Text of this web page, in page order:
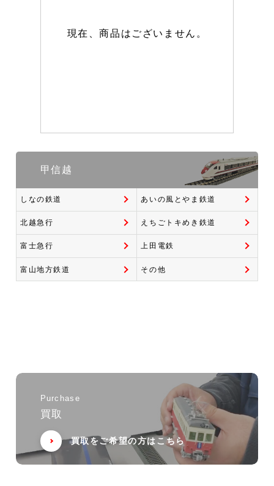
現在、商品はございません。
甲信越
しなの鉄道 あいの風とやま鉄道
北越急行 えちごトキめき鉄道
富士急行 上田電鉄
富山地方鉄道 その他
Purchase
買取
買取をご希望の方はこちら